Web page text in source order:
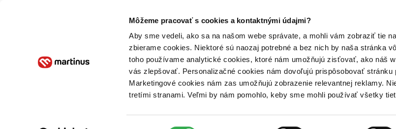
Môžeme pracovať s cookies a kontaktnými údajmi?
Aby sme vedeli, ako sa na našom webe správate, a mohli vám zobraziť tie
zbierame cookies. Niektoré sú naozaj potrebné a bez nich by naša stránka
toho používame analytické cookies, ktoré nám umožňujú zisťovať, ako náš
vás zlepšovať. Personalizačné cookies nám dovoľujú prispôsobovať stránku
Marketingové cookies nám zas umožňujú zobrazenie relevantnej reklamy.
tretími stranami. Veľmi by nám pomohlo, keby sme mohli používať všetky
Poukážky Kontakt